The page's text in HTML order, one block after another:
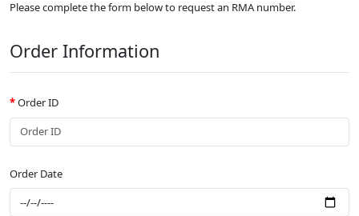
Please complete the form below to request an RMA number.
Order Information
Order ID
Order Date